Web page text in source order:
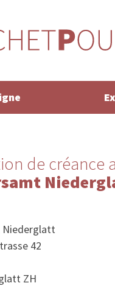
de créance
Niederglatt
42
ZH